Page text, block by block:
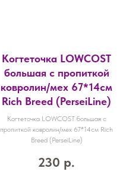
Когтеточка LOWCOST
большая с пропиткой
ковролин/мех 67*14см
Rich Breed (PerseiLine)
Когтеточка LOWCOST большая с
пропиткой ковролин/мех 67*14см Rich
Breed (PerseiLine)
230 р.